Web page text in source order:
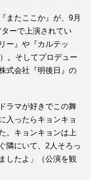
またここか』が、9月
ーで上演されてい
ー』や『カルテッ
。そしてプロデュー
式会社『明後日』の
ラマが好きでこの舞
入ったらキョンキョ
。キョンキョンは上
隣にいて、2人そろっ
したよ」（公演を観